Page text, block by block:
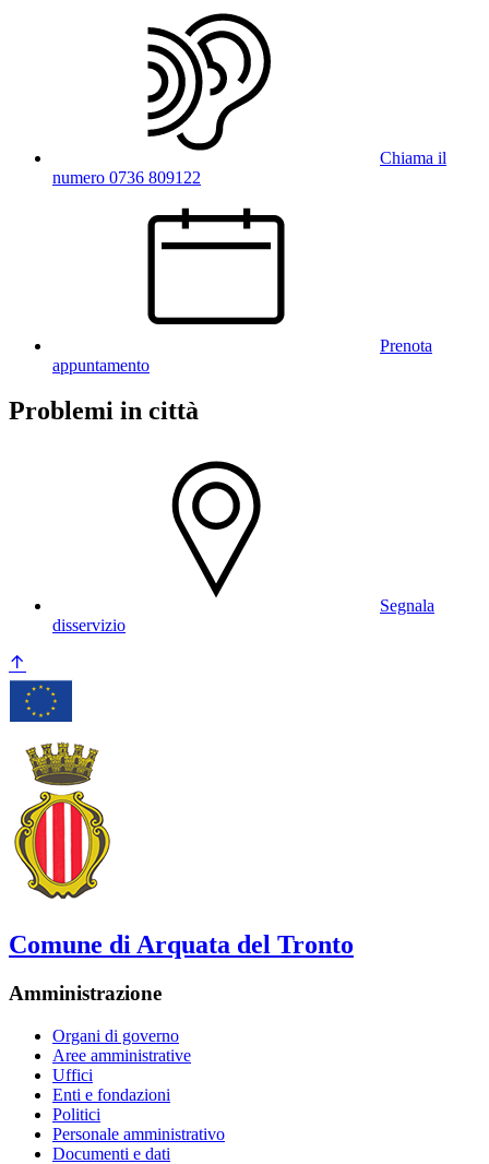
Chiama il
numero 0736 809122
Prenota
appuntamento
Problemi in città
Segnala
disservizio
Comune di Arquata del Tronto
Amministrazione
Organi di governo
Aree amministrative
Uffici
Enti e fondazioni
Politici
Personale amministrativo
Documenti e dati